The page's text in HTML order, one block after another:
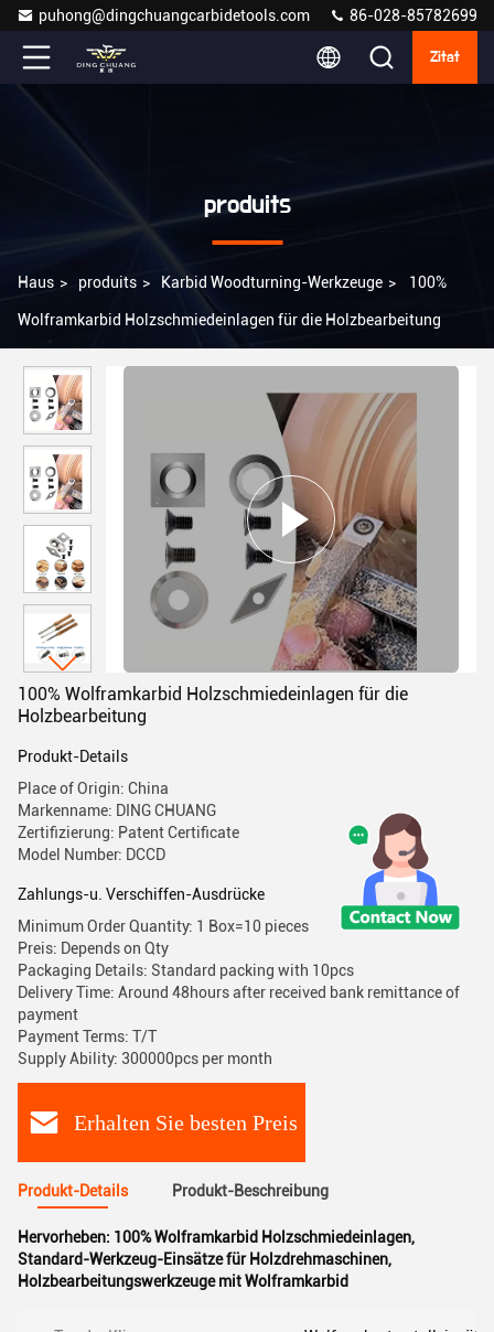
puhong@dingchuangcarbidetools.com 86-028-85782699
Zitat
produits
Haus > produits > Karbid Woodturning-Werkzeuge > 100%
Wolframkarbid Holzschmiedeinlagen für die Holzbearbeitung
100% Wolframkarbid Holzschmiedeinlagen für die
Holzbearbeitung
Produkt-Details
Place of Origin: China
Markenname: DING CHUANG
Zertifizierung: Patent Certificate
Model Number: DCCD
Zahlungs-u. Verschiffen-Ausdrücke
Minimum Order Quantity: 1 Box=10 pieces
Preis: Depends on Qty
Packaging Details: Standard packing with 10pcs
Delivery Time: Around 48hours after received bank remittance of
payment
Payment Terms: T/T
Supply Ability: 300000pcs per month
Erhalten Sie besten Preis
Produkt-Details Produkt-Beschreibung
Hervorheben: 100% Wolframkarbid Holzschmiedeinlagen,
Standard-Werkzeug-Einsätze für Holzdrehmaschinen,
Holzbearbeitungswerkzeuge mit Wolframkarbid